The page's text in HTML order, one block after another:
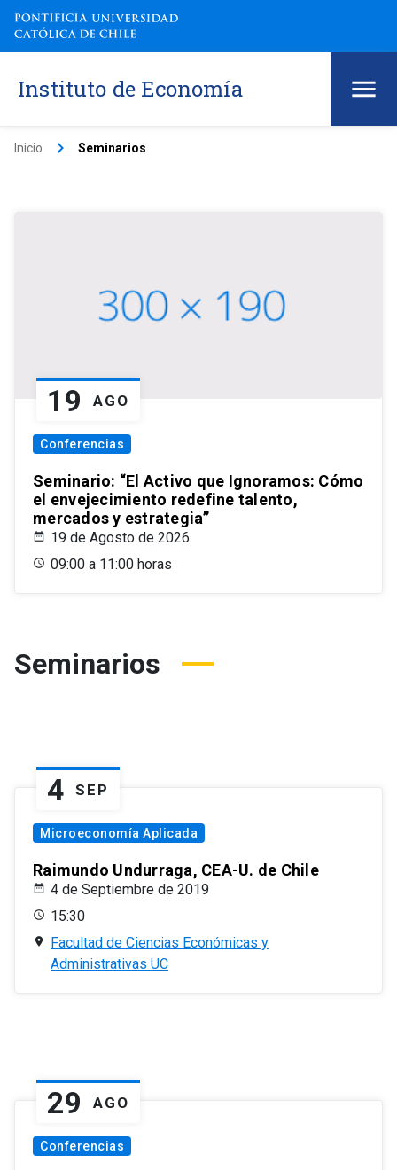
Instituto de Economía
Inicio keyboard_arrow_right Seminarios
19 AGO
Conferencias
Seminario: “El Activo que Ignoramos: Cómo
el envejecimiento redefine talento,
mercados y estrategia”
19 de Agosto de 2026
09:00 a 11:00 horas
Seminarios
4 SEP
Microeconomía Aplicada
Raimundo Undurraga, CEA-U. de Chile
4 de Septiembre de 2019
15:30
Facultad de Ciencias Económicas y
Administrativas UC
29 AGO
Conferencias